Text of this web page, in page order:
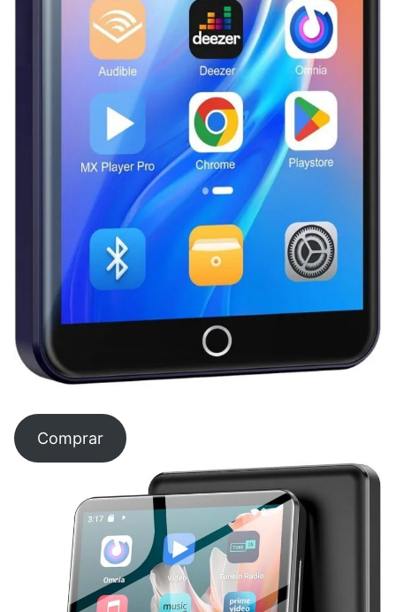
Comprar